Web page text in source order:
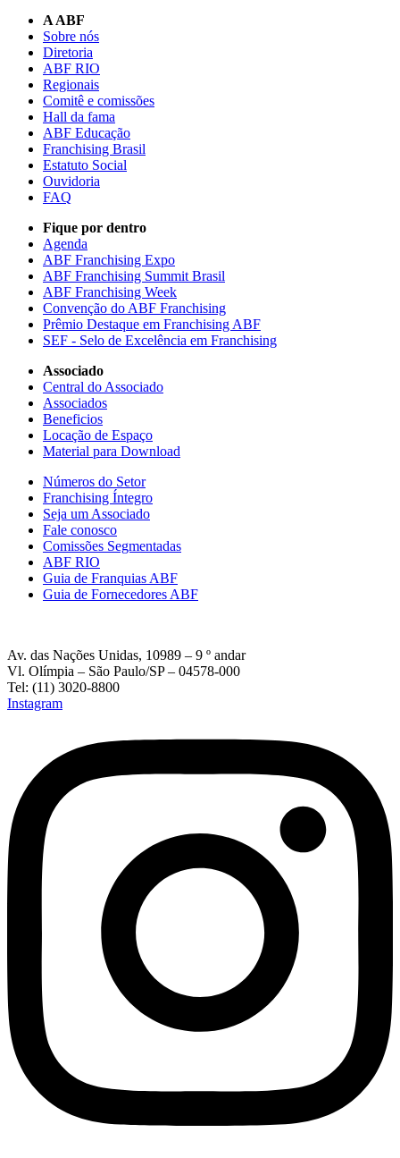
A ABF
Sobre nós
Diretoria
ABF RIO
Regionais
Comitê e comissões
Hall da fama
ABF Educação
Franchising Brasil
Estatuto Social
Ouvidoria
FAQ
Fique por dentro
Agenda
ABF Franchising Expo
ABF Franchising Summit Brasil
ABF Franchising Week
Convenção do ABF Franchising
Prêmio Destaque em Franchising ABF
SEF - Selo de Excelência em Franchising
Associado
Central do Associado
Associados
Beneficios
Locação de Espaço
Material para Download
Números do Setor
Franchising Íntegro
Seja um Associado
Fale conosco
Comissões Segmentadas
ABF RIO
Guia de Franquias ABF
Guia de Fornecedores ABF
Av. das Nações Unidas, 10989 – 9 º andar
Vl. Olímpia – São Paulo/SP – 04578-000
Tel: (11) 3020-8800
Instagram